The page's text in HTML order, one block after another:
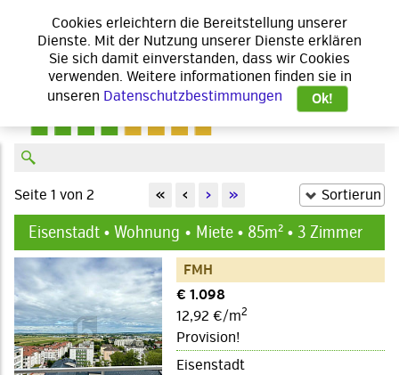
Seite 1 von 2 « ‹ › »
Eisenstadt • Wohnung Miete • 85m² • 3 Zimmer
FMH
€ 1.098
12,92 €/m2
Provision!
Eisenstadt
Cookies erleichtern die Bereitstellung unserer
Dienste. Mit der Nutzung unserer Dienste erklären
Sie sich damit einverstanden, dass wir Cookies
verwenden. Weitere informationen finden sie in
unseren Datenschutzbestimmungen Ok!